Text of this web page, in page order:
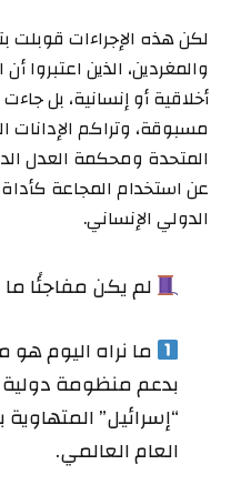
لكن هذه الإجراءات
والمغردين، الذين اعتبروا
أخلاقية أو إنسانية، بل
مسبوقة، وتراكم الإدانات
المتحدة ومحكمة العدل
عن استخدام المجاعة
الدولي الإنساني.
لم يكن مفاجئًا
ما نراه اليوم هو
بدعم منظومة دولية
“إسرائيل”
العام العالمي.